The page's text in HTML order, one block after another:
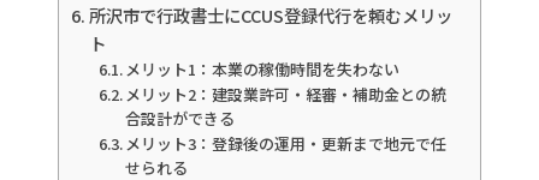
所沢市で行政書士にCCUS登録代行を頼むメリッ
ト
メリット1：本業の稼働時間を失わない
メリット2：建設業許可・経審・補助金との統
合設計ができる
メリット3：登録後の運用・更新まで地元で任
せられる